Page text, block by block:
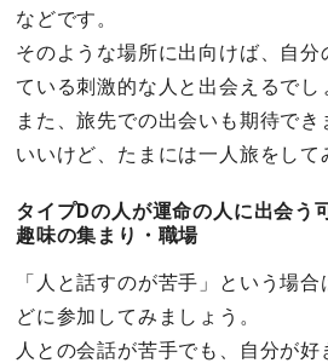
などです。
そのような場所に出向けば、自分
ている刺激的な人と出会えるでし
また、旅先での出会いも期待で
いいけど、たまには一人旅をして
タイプDの人が運命の人に出会
趣味の集まり・職場
「人と話すのが苦手」という場
どに参加してみましょう。
人との会話が苦手でも、自分が好